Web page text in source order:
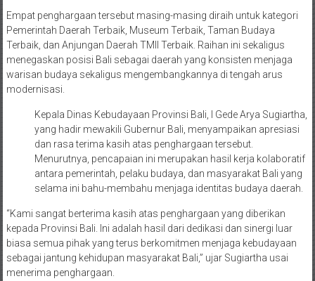
Empat penghargaan tersebut masing-masing diraih untuk kategori
Pemerintah Daerah Terbaik, Museum Terbaik, Taman Budaya
Terbaik, dan Anjungan Daerah TMII Terbaik. Raihan ini sekaligus
menegaskan posisi Bali sebagai daerah yang konsisten menjaga
warisan budaya sekaligus mengembangkannya di tengah arus
modernisasi.
Kepala Dinas Kebudayaan Provinsi Bali, I Gede Arya Sugiartha,
yang hadir mewakili Gubernur Bali, menyampaikan apresiasi
dan rasa terima kasih atas penghargaan tersebut.
Menurutnya, pencapaian ini merupakan hasil kerja kolaboratif
antara pemerintah, pelaku budaya, dan masyarakat Bali yang
selama ini bahu-membahu menjaga identitas budaya daerah.
“Kami sangat berterima kasih atas penghargaan yang diberikan
kepada Provinsi Bali. Ini adalah hasil dari dedikasi dan sinergi luar
biasa semua pihak yang terus berkomitmen menjaga kebudayaan
sebagai jantung kehidupan masyarakat Bali,” ujar Sugiartha usai
menerima penghargaan.